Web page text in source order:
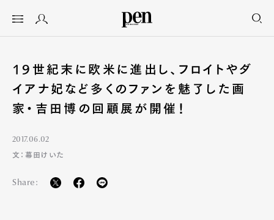
19世紀末に欧米に進出し、フロイトやダ
イアナ妃など多くのファンを魅了した画
家・吉田博の回顧展が開催！
2017.06.02
文：幕田けいた
Share: